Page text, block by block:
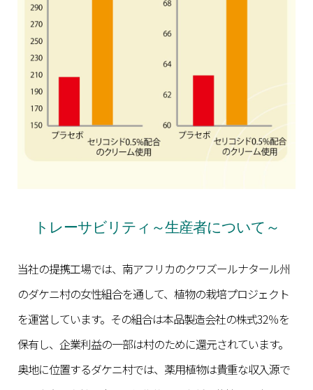
トレーサビリティ～生産者について～
当社の提携工場では、南アフリカのクワズールナタール州
のダケニ村の女性組合を通して、植物の栽培プロジェクト
を運営しています。その組合は本品製造会社の株式32％を
保有し、企業利益の一部は村のために還元されています。
奥地に位置するダケニ村では、薬用植物は貴重な収入源で